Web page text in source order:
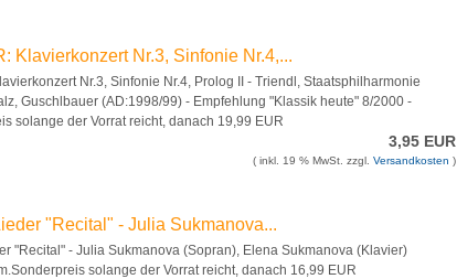
Klavierkonzert Nr.3, Sinfonie Nr.4,...
Nr.3, Sinfonie Nr.4, Prolog II - Triendl, Staatsphilharmonie
Guschlbauer (AD:1998/99) - Empfehlung "Klassik heute" 8/2000 -
solange der Vorrat reicht, danach 19,99 EUR
3,95 EUR
( inkl. 19 % MwSt. zzgl.Versandkosten )
"Recital" - Julia Sukmanova...
"Recital" - Julia Sukmanova (Sopran), Elena Sukmanova (Klavier)
solange der Vorrat reicht, danach 16,99 EUR